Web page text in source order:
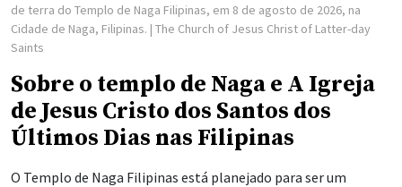
de terra do Templo de Naga Filipinas, em 8 de agosto de 2026, na
Cidade de Naga, Filipinas. | The Church of Jesus Christ of Latter-day
Saints
Sobre o templo de Naga e A Igreja
de Jesus Cristo dos Santos dos
Últimos Dias nas Filipinas
O Templo de Naga Filipinas está planejado para ser um